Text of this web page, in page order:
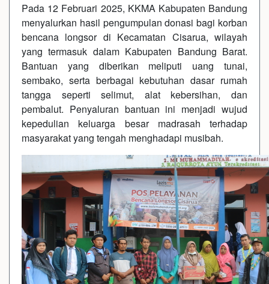
Pada 12 Februari 2025, KKMA Kabupaten Bandung
menyalurkan hasil pengumpulan donasi bagi korban
bencana longsor di Kecamatan Cisarua, wilayah
yang termasuk dalam Kabupaten Bandung Barat.
Bantuan yang diberikan meliputi uang tunai,
sembako, serta berbagai kebutuhan dasar rumah
tangga seperti selimut, alat kebersihan, dan
pembalut. Penyaluran bantuan ini menjadi wujud
kepedulian keluarga besar madrasah terhadap
masyarakat yang tengah menghadapi musibah.